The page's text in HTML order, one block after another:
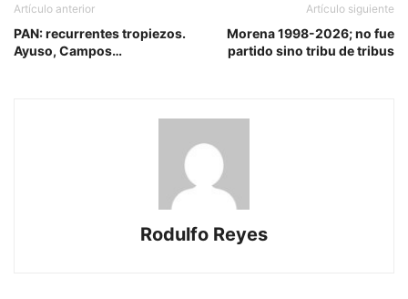
Artículo anterior
PAN: recurrentes tropiezos.
Ayuso, Campos…
Artículo siguiente
Morena 1998-2026; no fue
partido sino tribu de tribus
Rodulfo Reyes